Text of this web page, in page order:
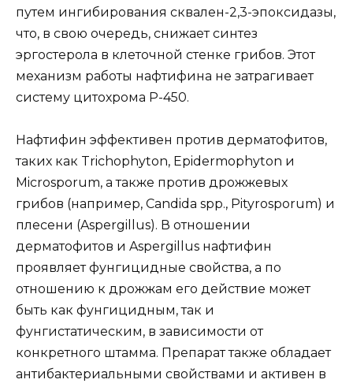
путем ингибирования сквален-2,3-эпоксидазы,
что, в свою очередь, снижает синтез
эргостерола в клеточной стенке грибов. Этот
механизм работы нафтифина не затрагивает
систему цитохрома P-450.
Нафтифин эффективен против дерматофитов,
таких как Trichophyton, Epidermophyton и
Microsporum, а также против дрожжевых
грибов (например, Candida spp., Pityrosporum) и
плесени (Aspergillus). В отношении
дерматофитов и Aspergillus нафтифин
проявляет фунгицидные свойства, а по
отношению к дрожжам его действие может
быть как фунгицидным, так и
фунгистатическим, в зависимости от
конкретного штамма. Препарат также обладает
антибактериальными свойствами и активен в